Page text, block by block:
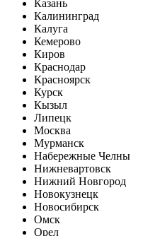
Казань
Калининград
Калуга
Кемерово
Киров
Краснодар
Красноярск
Курск
Кызыл
Липецк
Москва
Мурманск
Набережные Челны
Нижневартовск
Нижний Новгород
Новокузнецк
Новосибирск
Омск
Орел